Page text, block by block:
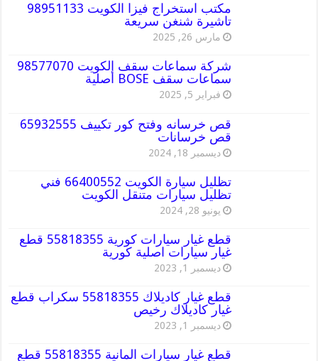
مكتب استخراج فيزا الكويت 98951133
تاشيرة شنغن سريعة
مارس 26, 2025
شركة سماعات سقف الكويت 98577070
سماعات سقف BOSE أصلية
فبراير 5, 2025
قص خرسانه وفتح كور تكييف 65932555
قص خرسانات
ديسمبر 18, 2024
تظليل سيارة الكويت 66400552 فني
تظليل سيارات متنقل الكويت
يونيو 28, 2024
قطع غيار سيارات كورية 55818355 قطع
غيار سيارات اصلية كورية
ديسمبر 1, 2023
قطع غيار كاديلاك 55818355 سكراب قطع
غيار كاديلاك رخيص
ديسمبر 1, 2023
قطع غيار سيارات المانية 55818355 قطع